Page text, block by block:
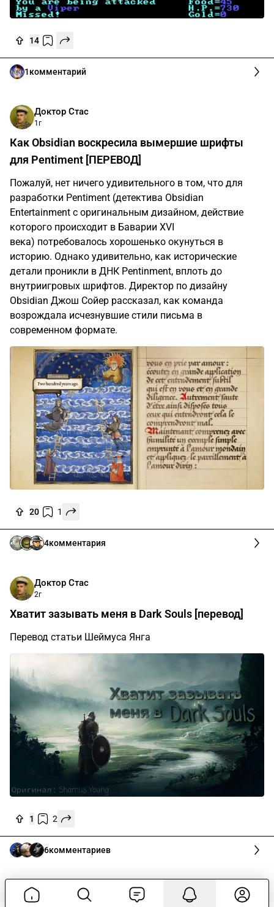
14
1комментарий
Доктор Стас
1г
Как Obsidian воскресила вымершие шрифты
для Pentiment [ПЕРЕВОД]
Пожалуй, нет ничего удивительного в том, что для
разработки Pentiment (детектива Obsidian
Entertainment с оригинальным дизайном, действие
которого происходит в Баварии XVI
века) потребовалось хорошенько окунуться в
историю. Однако удивительно, как исторические
детали проникли в ДНК Pentinment, вплоть до
внутриигровых шрифтов. Директор по дизайну
Obsidian Джош Сойер рассказал, как команда
возрождала исчезнувшие стили письма в
современном формате.
20 1
4комментария
Доктор Стас
2г
Хватит зазывать меня в Dark Souls [перевод]
Перевод статьи Шеймуса Янга
1 2
6комментариев